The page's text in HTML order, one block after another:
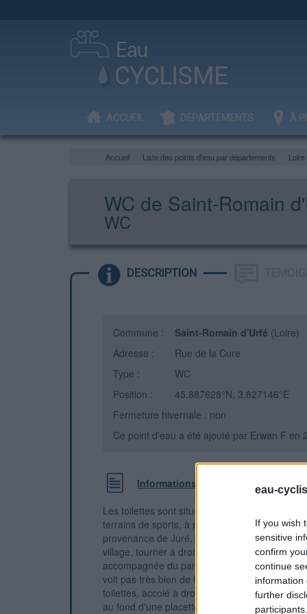
eau-
If you wish
sensitive
confirm
continue
information
further
ACCUEIL DÉPARTEMENTS À
Accueil Liste des points d'eau par départements Loire
WC de Saint-Romain
WC
DESCRIPTION
Commune : Saint-Romain d'Urfé (Loire)
Adresse :
Rue de la Cure
Type :
WC
Position :
45.887628°N, 3.827146°E
Fermeture hivernale : non
Ce point d'eau a été ajouté par Erwan F en
Informations complémentaires
Les toilettes sont situées au centre du village,
terrains de sports, à proximité de l'église, à
provenance de Juré, 150 mètres après le
village, tourner à droite (rue de la Cure) en
accompagnée du panneau carré avec le
voit pas très bien de loin dans ce sens-là de
toilettes, accolé à droite d'un bâtiment blanc,
au fond d'une placette (face à l'aire de jeux